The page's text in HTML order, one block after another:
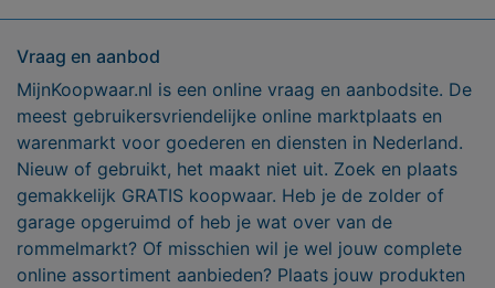
Vraag en aanbod
MijnKoopwaar.nl is een online vraag en aanbodsite. De
meest gebruikersvriendelijke online marktplaats en
warenmarkt voor goederen en diensten in Nederland.
Nieuw of gebruikt, het maakt niet uit. Zoek en plaats
gemakkelijk GRATIS koopwaar. Heb je de zolder of
garage opgeruimd of heb je wat over van de
rommelmarkt? Of misschien wil je wel jouw complete
online assortiment aanbieden? Plaats jouw produkten